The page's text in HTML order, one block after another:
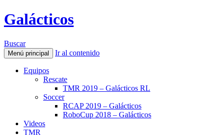
Galácticos
Buscar
Menú principal Ir al contenido
Equipos
Rescate
TMR 2019 – Galácticos RL
Soccer
RCAP 2019 – Galácticos
RoboCup 2018 – Galácticos
Videos
TMR